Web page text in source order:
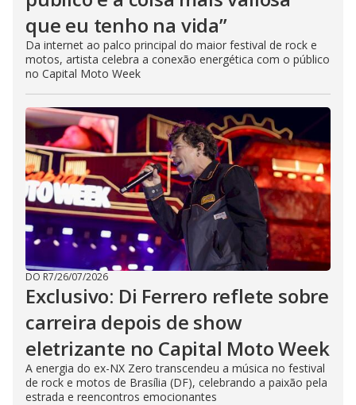
que eu tenho na vida”
Da internet ao palco principal do maior festival de rock e
motos, artista celebra a conexão energética com o público
no Capital Moto Week
DO R7/26/07/2026
Exclusivo: Di Ferrero reflete sobre
carreira depois de show
eletrizante no Capital Moto Week
A energia do ex-NX Zero transcendeu a música no festival
de rock e motos de Brasília (DF), celebrando a paixão pela
estrada e reencontros emocionantes